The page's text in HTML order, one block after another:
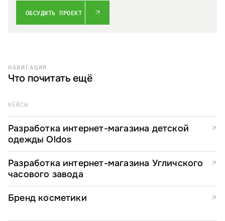
ОБСУДИТЬ ПРОЕКТ
НАВИГАЦИЯ
Что почитать ещё
КЕЙСЫ
Разработка интернет-магазина детской
одежды Oldos
↗
Разработка интернет-магазина Угличского
часового завода
↗
Бренд косметики ↗